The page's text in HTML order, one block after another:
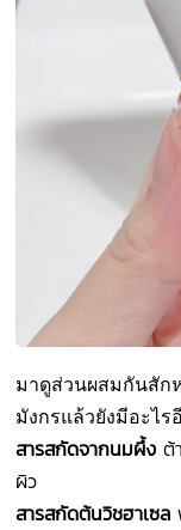
มาดูส่วนผสมกันสัก
มังกรแล้วยังมีอะไร
สารสกัดจากนมผึ้ง ต้
ผิว
สารสกัดต้นวิชฮาเซล